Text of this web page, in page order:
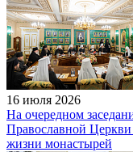
16 июля 2026
На очередном
Православной
жизни монастырей